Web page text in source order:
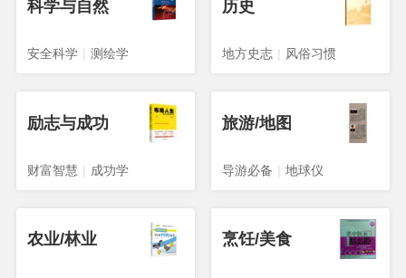
科学与自然
安全科学 | 测绘学
历史
地方史志 | 风俗习惯
励志与成功
财富智慧 | 成功学
旅游/地图
导游必备 | 地球仪
农业/林业 烹饪/美食